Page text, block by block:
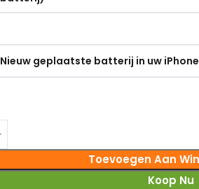
Nieuw geplaatste batterij in uw iPhone
Toevoegen Aan
Koop Nu